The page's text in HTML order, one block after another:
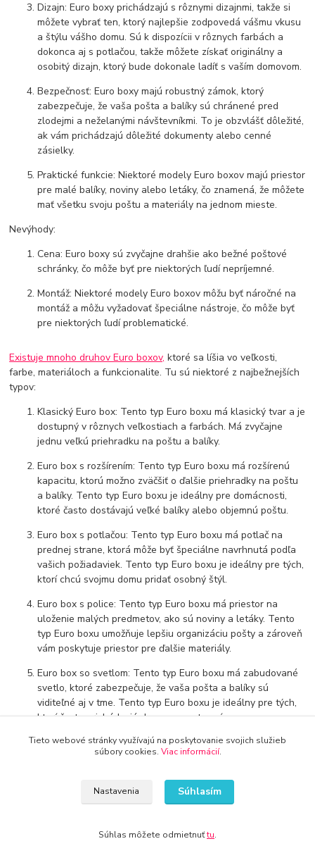
Dizajn: Euro boxy prichádzajú s rôznymi dizajnmi, takže si
môžete vybrať ten, ktorý najlepšie zodpovedá vášmu vkusu
a štýlu vášho domu. Sú k dispozícii v rôznych farbách a
dokonca aj s potlačou, takže môžete získať originálny a
osobitý dizajn, ktorý bude dokonale ladíť s vaším domovom.
Bezpečnosť: Euro boxy majú robustný zámok, ktorý
zabezpečuje, že vaša pošta a balíky sú chránené pred
zlodejmi a neželanými návštevníkmi. To je obzvlášť dôležité,
ak vám prichádzajú dôležité dokumenty alebo cenné
zásielky.
Praktické funkcie: Niektoré modely Euro boxov majú priestor
pre malé balíky, noviny alebo letáky, čo znamená, že môžete
mať všetku svoju poštu a materiály na jednom mieste.
Nevýhody:
Cena: Euro boxy sú zvyčajne drahšie ako bežné poštové
schránky, čo môže byť pre niektorých ľudí nepríjemné.
Montáž: Niektoré modely Euro boxov môžu byť náročné na
montáž a môžu vyžadovať špeciálne nástroje, čo môže byť
pre niektorých ľudí problematické.
Existuje mnoho druhov Euro boxov, ktoré sa líšia vo veľkosti,
farbe, materiáloch a funkcionalite. Tu sú niektoré z najbežnejších
typov:
Klasický Euro box: Tento typ Euro boxu má klasický tvar a je
dostupný v rôznych veľkostiach a farbách. Má zvyčajne
jednu veľkú priehradku na poštu a balíky.
Euro box s rozšírením: Tento typ Euro boxu má rozšírenú
kapacitu, ktorú možno zväčšiť o ďalšie priehradky na poštu
a balíky. Tento typ Euro boxu je ideálny pre domácnosti,
ktoré často dostávajú veľké balíky alebo objemnú poštu.
Euro box s potlačou: Tento typ Euro boxu má potlač na
prednej strane, ktorá môže byť špeciálne navrhnutá podľa
vašich požiadaviek. Tento typ Euro boxu je ideálny pre tých,
ktorí chcú svojmu domu pridať osobný štýl.
Euro box s police: Tento typ Euro boxu má priestor na
uloženie malých predmetov, ako sú noviny a letáky. Tento
typ Euro boxu umožňuje lepšiu organizáciu pošty a zároveň
vám poskytuje priestor pre ďalšie materiály.
Euro box so svetlom: Tento typ Euro boxu má zabudované
svetlo, ktoré zabezpečuje, že vaša pošta a balíky sú
viditeľné aj v tme. Tento typ Euro boxu je ideálny pre tých,
ktorí často prichádzajú domov po zotmení.
Euro box so senzorom: Tento typ Euro boxu má senzor,
ktorý zaznamená, keď sa do schránky umiestni pošta alebo
prichádzajúcej pošty a zároveň zabraňuje stratám a
krádežiam.
si môžete vybrať ten, ktorý najlepšie vyhovuje vašim potrebám.
Tieto webové stránky využívajú na poskytovanie svojich služieb
súbory cookies. Viac informácií.
Nastavenia Súhlasím
Súhlas môžete odmietnuťtu.